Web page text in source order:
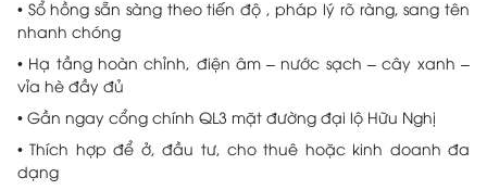
• Sổ hồng sẵn sàng theo tiến độ , pháp lý rõ ràng, sang tên
nhanh chóng
• Hạ tầng hoàn chỉnh, điện âm – nước sạch – cây xanh –
vỉa hè đầy đủ
• Gần ngay cổng chính QL3 mặt đường đại lộ Hữu Nghị
• Thích hợp để ở, đầu tư, cho thuê hoặc kinh doanh đa
dạng